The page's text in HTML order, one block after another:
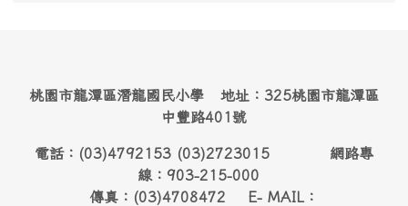
桃園市龍潭區潛龍國民小學 地址：325桃園市龍潭區
中豐路401號
電話：(03)4792153 (03)2723015 網路專
線：903-215-000
傳真：(03)4708472 E- MAIL：